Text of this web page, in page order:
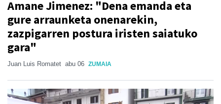
Amane Jimenez: "Dena emanda eta
gure arraunketa onenarekin,
zazpigarren postura iristen saiatuko
gara"
Juan Luis Romatet abu 06 ZUMAIA